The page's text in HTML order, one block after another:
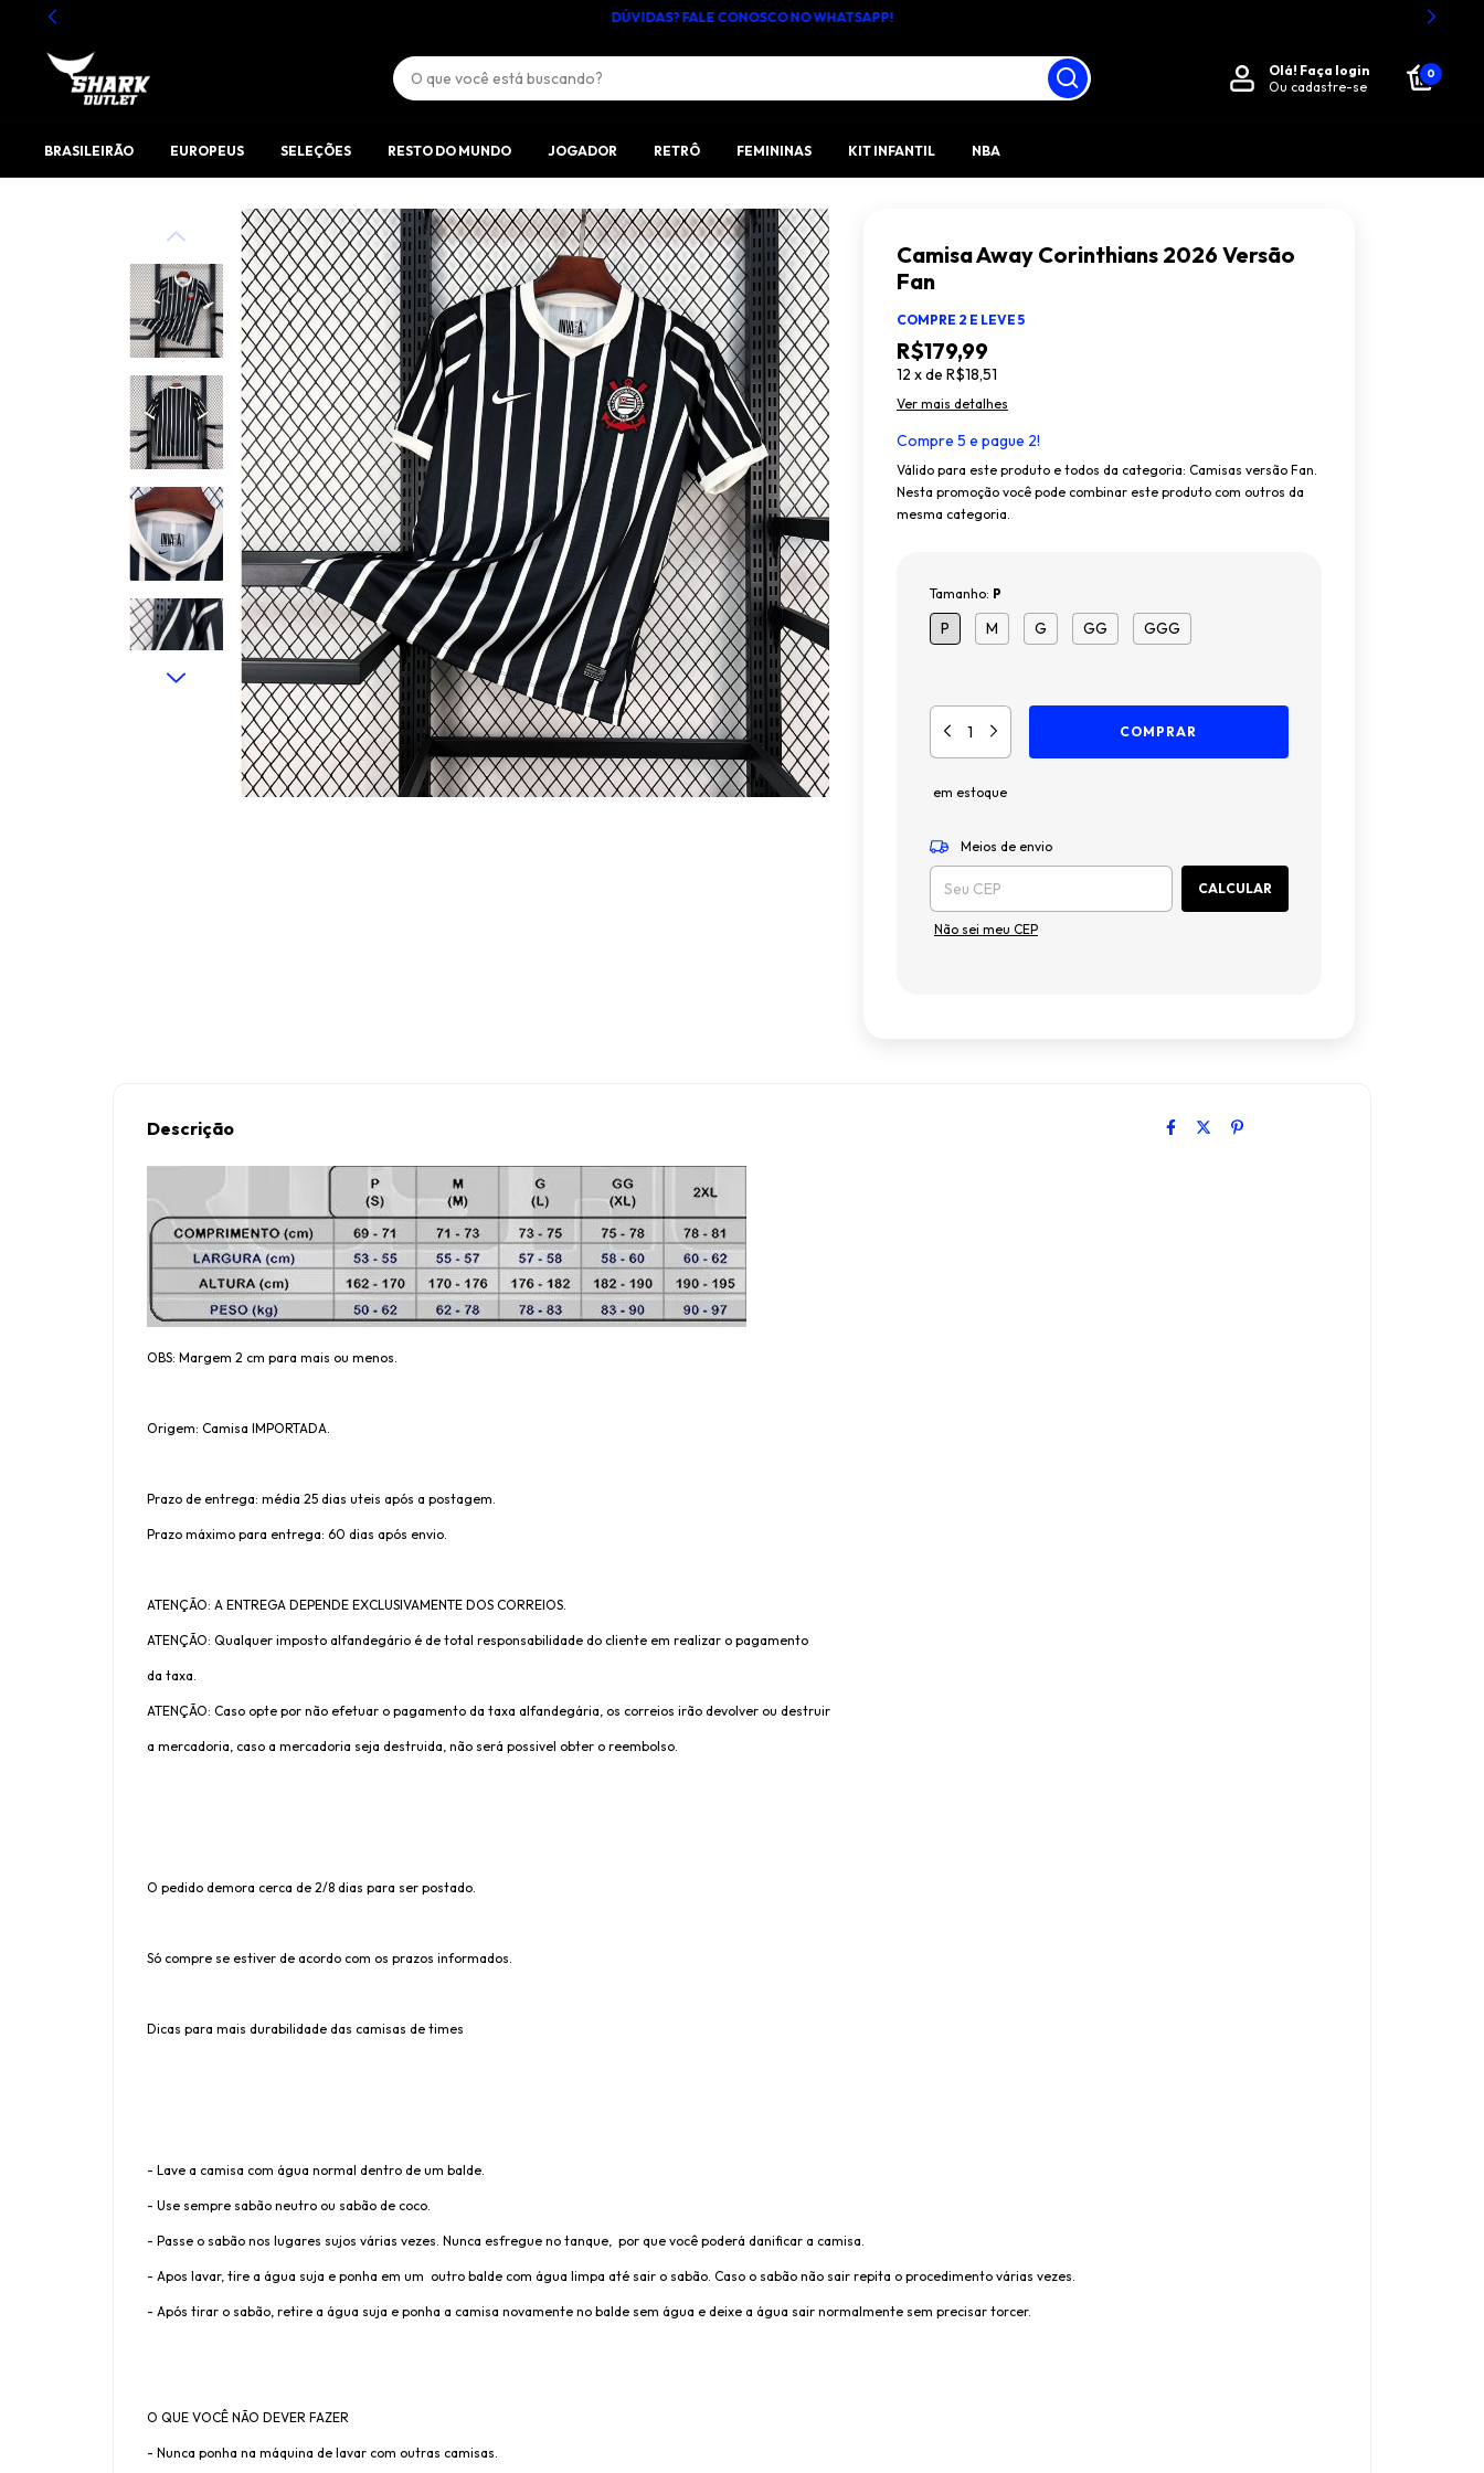
DÚVIDAS? FALE CONOSCO NO WHATSAPP!
Olá! Faça login
Ou cadastre-se
0
BRASILEIRÃO EUROPEUS SELEÇÕES RESTO DO MUNDO JOGADOR RETRÔ FEMININAS KIT INFANTIL NBA
Camisa Away Corinthians 2026 Versão
Fan
COMPRE 2 E LEVE 5
R$179,99
12 xde R$18,51
Ver mais detalhes
Compre 5 e pague 2!
Válido para este produto e todos da categoria: Camisas versão Fan.
Nesta promoção você pode combinar este produto com outros da
mesma categoria.
Tamanho: P
P M G GG GGG
em estoque
Meios de envio
CALCULAR
Não sei meu CEP
Descrição
OBS: Margem 2 cm para mais ou menos.
Origem: Camisa IMPORTADA.
Prazo de entrega: média 25 dias uteis após a postagem.
Prazo máximo para entrega: 60 dias após envio.
ATENÇÃO: A ENTREGA DEPENDE EXCLUSIVAMENTE DOS CORREIOS.
ATENÇÃO: Qualquer imposto alfandegário é de total responsabilidade do cliente em realizar o pagamento
da taxa.
ATENÇÃO: Caso opte por não efetuar o pagamento da taxa alfandegária, os correios irão devolver ou destruir
a mercadoria, caso a mercadoria seja destruida, não será possivel obter o reembolso.
O pedido demora cerca de 2/8 dias para ser postado.
Só compre se estiver de acordo com os prazos informados.
Dicas para mais durabilidade das camisas de times
- Lave a camisa com água normal dentro de um balde.
- Use sempre sabão neutro ou sabão de coco.
- Passe o sabão nos lugares sujos várias vezes. Nunca esfregue no tanque, por que você poderá danificar a camisa.
- Apos lavar, tire a água suja e ponha em um outro balde com água limpa até sair o sabão. Caso o sabão não sair repita o procedimento várias vezes.
- Após tirar o sabão, retire a água suja e ponha a camisa novamente no balde sem água e deixe a água sair normalmente sem precisar torcer.
O QUE VOCÊ NÃO DEVER FAZER
- Nunca ponha na máquina de lavar com outras camisas.